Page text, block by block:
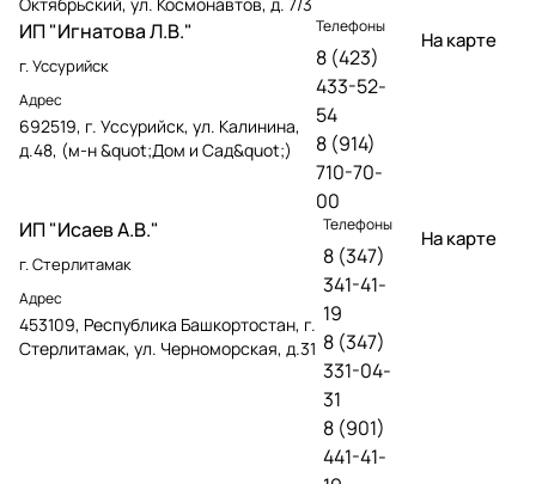
ИП "Игнатова Л.В."
г. Уссурийск
Адрес
692519, г. Уссурийск, ул. Калинина,
д.48, (м-н &quot;Дом и Сад&quot;)
Телефоны
8 (423)
433-52-
54
8 (914)
710-70-
00
На карте
ИП "Исаев А.В."
г. Стерлитамак
Адрес
453109, Республика Башкортостан, г.
Стерлитамак, ул. Черноморская, д.31
Телефоны
8 (347)
341-41-
19
8 (347)
331-04-
31
8 (901)
441-41-
На карте